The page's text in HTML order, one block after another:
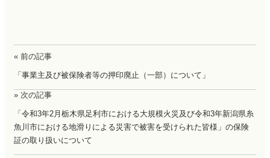
« 前の記事
「事業主及び被保険者等の押印廃止（一部）について」
» 次の記事
「令和3年2月栃木県足利市における大規模火災及び令和3年新潟県糸
魚川市における地滑りによる災害で被害を受けられた皆様」の保険
証の取り扱いについて